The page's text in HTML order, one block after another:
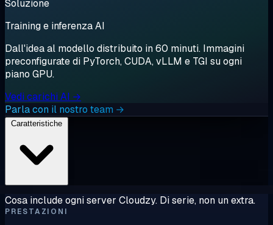
Soluzione
Training e inferenza AI
Dall'idea al modello distribuito in 60 minuti. Immagini
preconfigurate di PyTorch, CUDA, vLLM e TGI su ogni
piano GPU.
Vedi carichi AI →
Parla con il nostro team →
Cosa include ogni server Cloudzy. Di serie, non un extra.
PRESTAZIONI